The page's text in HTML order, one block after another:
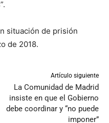
situación de prisión
de 2018.
Artículo siguiente
La Comunidad de Madrid
insiste en que el Gobierno
debe coordinar y “no puede
imponer”